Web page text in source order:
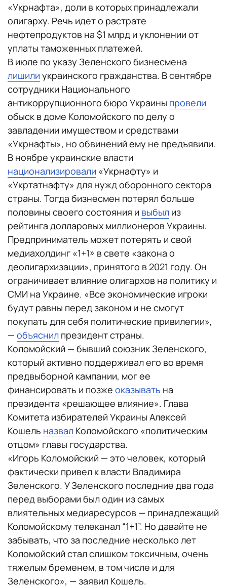
«Укрнафта», доли в которых принадлежали
олигарху. Речь идет о растрате
нефтепродуктов на $1 млрд и уклонении от
уплаты таможенных платежей.
В июле по указу Зеленского бизнесмена
лишили украинского гражданства. В сентябре
сотрудники Национального
антикоррупционного бюро Украины провели
обыск в доме Коломойского по делу о
завладении имуществом и средствами
«Укрнафты», но обвинений ему не предъявили.
В ноябре украинские власти
национализировали «Укрнафту» и
«Укртатнафту» для нужд оборонного сектора
страны. Тогда бизнесмен потерял больше
половины своего состояния и выбыл из
рейтинга долларовых миллионеров Украины.
Предприниматель может потерять и свой
медиахолдинг «1+1» в свете «закона о
деолигархизации», принятого в 2021 году. Он
ограничивает влияние олигархов на политику и
СМИ на Украине. «Все экономические игроки
будут равны перед законом и не смогут
покупать для себя политические привилегии»,
— объяснил президент страны.
Коломойский — бывший союзник Зеленского,
который активно поддерживал его во время
предвыборной кампании, мог ее
финансировать и позже оказывать на
президента «решающее влияние». Глава
Комитета избирателей Украины Алексей
Кошель назвал Коломойского «политическим
отцом» главы государства.
«Игорь Коломойский — это человек, который
фактически привел к власти Владимира
Зеленского. У Зеленского последние два года
перед выборами был один из самых
влиятельных медиаресурсов — принадлежащий
Коломойскому телеканал “1+1”. Но давайте не
забывать, что за последние несколько лет
Коломойский стал слишком токсичным, очень
тяжелым бременем, в том числе и для
Зеленского», — заявил Кошель.